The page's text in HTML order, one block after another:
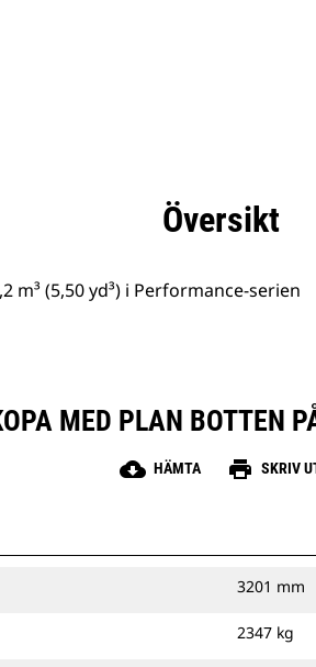
SpecifikationerÖversikt
m³ (5,50 yd³) i Performance-serien
MED PLAN BOTTEN
cloud_download HÄMTA print SKRIV
3201 mm
2347 kg